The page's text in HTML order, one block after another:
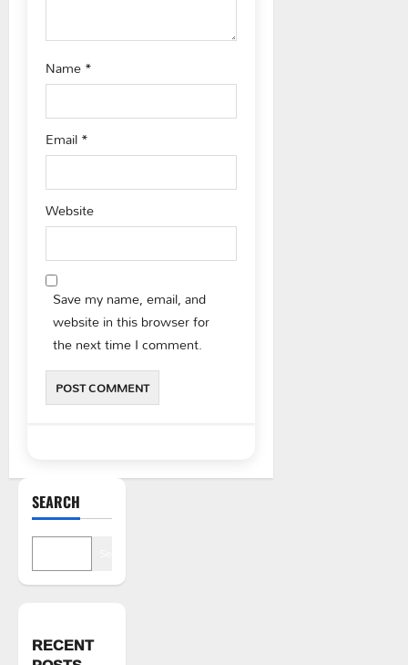
Name*
Email*
Website
Save my name, email, and
website in this browser for
the next time I comment.
SEARCH
RECENT